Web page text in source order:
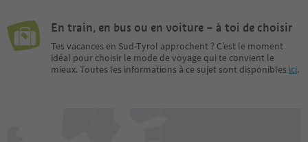
En train, en bus ou en voiture – à toi de choisir
Tes vacances en Sud-Tyrol approchent ? C’est le moment
idéal pour choisir le mode de voyage qui te convient le
mieux. Toutes les informations à ce sujet sont disponibles ici.